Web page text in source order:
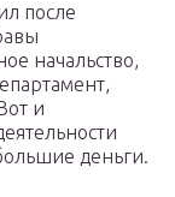
после
начальство,
и
деньги.